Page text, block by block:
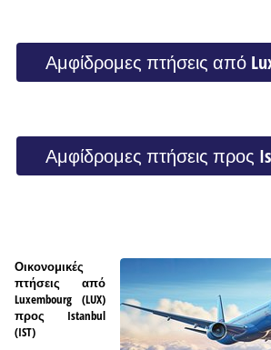
Αμφίδρομες πτήσεις από
Αμφίδρομες πτήσεις προς
Οικονομικές
πτήσεις από
Luxembourg (LUX)
προς Istanbul
(IST)